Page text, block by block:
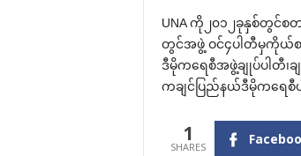
UNA ကို၂၀၁၂ခုနှစ်တွင်စ
တွင်အဖွဲ့ ဝင်၄ပါတီမှကိုယ်စာ
ဒီမိုက‌ရေစီအဖွဲ့ချုပ်ပါတီ၊ခ
ကချင်ပြည်နယ်ဒီမိုက‌ရေစီ
1